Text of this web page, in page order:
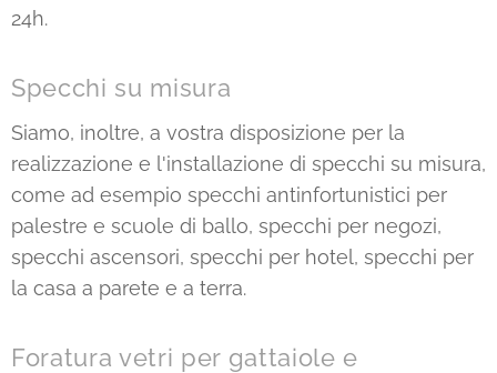
24h.
Specchi su misura
Siamo, inoltre, a vostra disposizione per la
realizzazione e l'installazione di specchi su misura,
come ad esempio specchi antinfortunistici per
palestre e scuole di ballo, specchi per negozi,
specchi ascensori, specchi per hotel, specchi per
la casa a parete e a terra.
Foratura vetri per gattaiole e